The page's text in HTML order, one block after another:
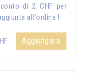
di 2 CHF per
all'ordine !
Aggiungere